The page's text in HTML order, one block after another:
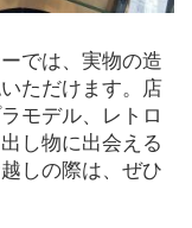
では、実物の造
ただけます。店
モデル、レトロ
し物に出会える
しの際は、ぜひ